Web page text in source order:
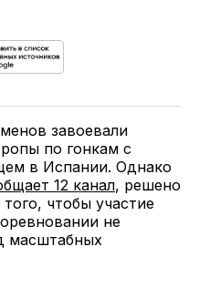
завоевали
по гонкам с
в Испании. Однако
12 канал, решено
чтобы участие
не
масштабных